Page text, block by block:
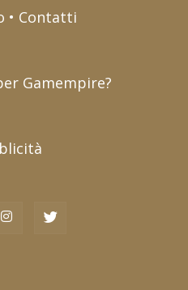
• Contatti
Gamempire?